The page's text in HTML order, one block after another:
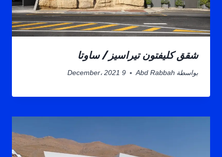
شقق كليفتون تيراسيز / ساوتا
بواسطة Abd Rabbah 9 December، 2021